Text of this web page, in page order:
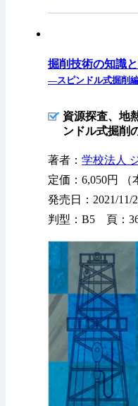
掘削技術の知識
—スピンドル式掘削
資源探査、地
ンドル式掘削
著者： 学校法人
定価：6,050円 （
発売日：2021/11/
判型：B5 頁：